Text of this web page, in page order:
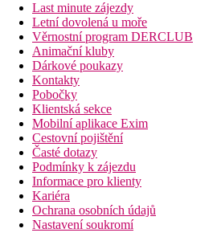
Last minute zájezdy
Letní dovolená u moře
Věrnostní program DERCLUB
Animační kluby
Dárkové poukazy
Kontakty
Pobočky
Klientská sekce
Mobilní aplikace Exim
Cestovní pojištění
Časté dotazy
Podmínky k zájezdu
Informace pro klienty
Kariéra
Ochrana osobních údajů
Nastavení soukromí